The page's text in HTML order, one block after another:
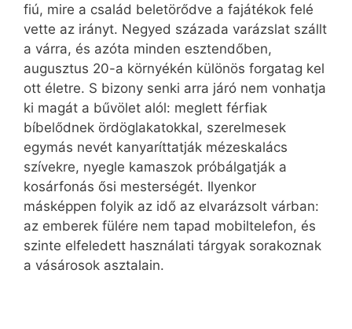
fiú, mire a család beletörődve a fajátékok felé
vette az irányt. Negyed százada varázslat szállt
a várra, és azóta minden esztendőben,
augusztus 20-a környékén különös forgatag kel
ott életre. S bizony senki arra járó nem vonhatja
ki magát a bűvölet alól: meglett férfiak
bíbelődnek ördöglakatokkal, szerelmesek
egymás nevét kanyaríttatják mézeskalács
szívekre, nyegle kamaszok próbálgatják a
kosárfonás ősi mesterségét. Ilyenkor
másképpen folyik az idő az elvarázsolt várban:
az emberek fülére nem tapad mobiltelefon, és
szinte elfeledett használati tárgyak sorakoznak
a vásárosok asztalain.